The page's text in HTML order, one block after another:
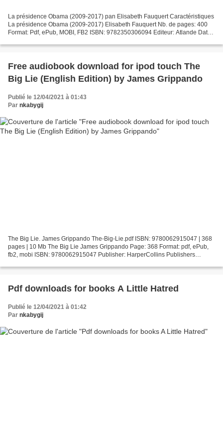
La présidence Obama (2009-2017) pan Elisabeth Fauquert Caractéristiques
La présidence Obama (2009-2017) Elisabeth Fauquert Nb. de pages: 400
Format: Pdf, ePub, MOBI, FB2 ISBN: 9782350306094 Editeur: Atlande Date
Free audiobook download for ipod touch The
Big Lie (English Edition) by James Grippando
Publié le 12/04/2021 à 01:43
Par nkabygij
The Big Lie. James Grippando The-Big-Lie.pdf ISBN: 9780062915047 | 368
pages | 10 Mb The Big Lie James Grippando Page: 368 Format: pdf, ePub,
fb2, mobi ISBN: 9780062915047 Publisher: HarperCollins Publishers
Pdf downloads for books A Little Hatred
Publié le 12/04/2021 à 01:42
Par nkabygij